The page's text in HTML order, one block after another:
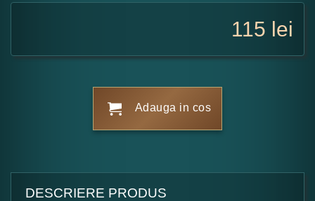
115 lei
Adauga in cos
DESCRIERE PRODUS